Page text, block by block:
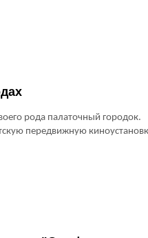
рода палаточный городок.
передвижную